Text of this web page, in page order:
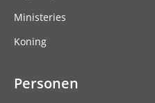
Ministeries
Koning
Personen